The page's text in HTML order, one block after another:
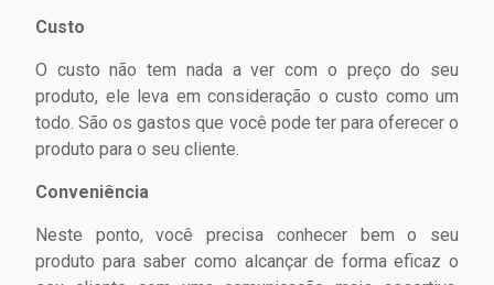
Custo
O custo não tem nada a ver com o preço do seu
produto, ele leva em consideração o custo como um
todo. São os gastos que você pode ter para oferecer o
produto para o seu cliente.
Conveniência
Neste ponto, você precisa conhecer bem o seu
produto para saber como alcançar de forma eficaz o